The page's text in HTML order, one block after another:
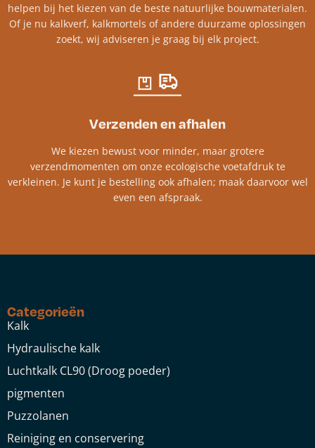
helpen bij het kiezen van de beste natuurlijke bouwmaterialen.
Of je nu kalkverf, kalkmortels of andere duurzame oplossingen
zoekt, wij adviseren je graag bij elk project.​
Verzenden en afhalen
We kiezen bewust voor minder, maar grotere
verzendmomenten om onze ecologische voetafdruk te
verkleinen. Je kunt je bestelling ook afhalen; maak daarvoor wel
even een afspraak.
Categorieën
Kalk
Hydraulische kalk
Luchtkalk CL90 (Droog poeder)
pigmenten
Puzzolanen
Reiniging en conservering